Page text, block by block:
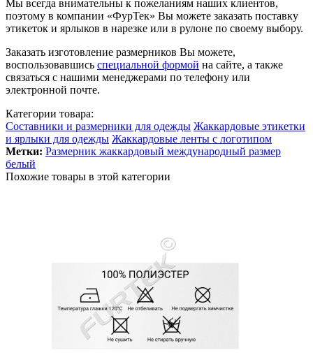
Мы всегда внимательны к пожеланиям наших клиентов,
поэтому в компании «ФурТек» Вы можете заказать поставку
этикеток и ярлыков в нарезке или в рулоне по своему выбору.
Заказать изготовление размерников Вы можете,
воспользовавшись специальной формой на сайте, а также
связаться с нашими менеджерами по телефону или
электронной почте.
Категории товара:
Составники и размерники для одежды Жаккардовые этикетки
и ярлыки для одежды Жаккардовые ленты с логотипом
Метки: Размерник жаккардовый международный размер
белый
Похожие товары в этой категории